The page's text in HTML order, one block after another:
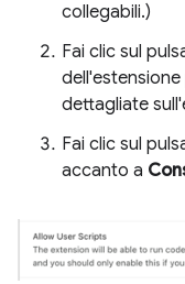
collegabili.)
Fai clic sul
dettagliate
Fai clic sul
accanto a